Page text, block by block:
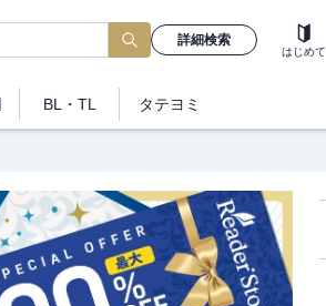
詳細検索
はじめて
BL・TL タテヨミ